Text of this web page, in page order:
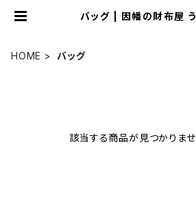
バッグ | 因幡の財布屋
HOME バッグ
該当する商品が見つかりませ